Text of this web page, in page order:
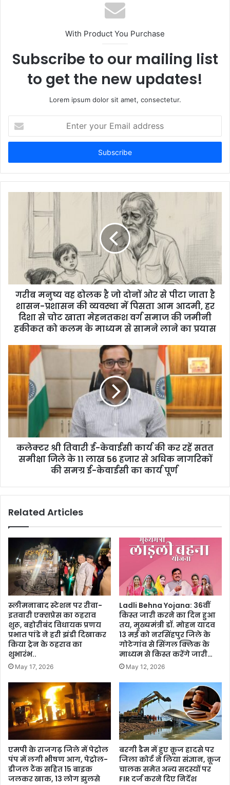
s
i
e
With Product You Purchase
Subscribe to our mailing list
to get the new updates!
Lorem ipsum dolor sit amet, consectetur.
t
r
y
गरीब मनुष्य वह ढोलक है जो दोनों ओर से पीटा जाता है
शासन-प्रशासन की व्यवस्था में पिसता आम आदमी, हर
दिशा से चोट खाता मेहनतकश वर्ग समाज की जमीनी
हकीकत को कलम के माध्यम से सामने लाने का प्रयास
कलेक्टर श्री तिवारी ई-केवाईसी कार्य की कर रहें सतत
समीक्षा जिले के 11 लाख 56 हजार से अधिक नागरिकों
की समग्र ई-केवाईसी का कार्य पूर्ण
Related Articles
स्लीमनाबाद स्टेशन पर रीवा-
इतवारी एक्सप्रेस का ठहराव
शुरू, बहोरीबंद विधायक प्रणय
प्रभात पांडे ने हरी झंडी दिखाकर
किया ट्रेन के ठहराव का
शुभारंभ..
May 17, 2026
Ladli Behna Yojana: 36वीं
किस्त जारी करने का दिन हुआ
तय, मुख्यमंत्री डॉ. मोहन यादव
13 मई को नरसिंहपुर जिले के
गोटेगांव से सिंगल क्लिक के
माध्यम से किस्त करेंगे जारी…
May 12, 2026
एमपी के राजगढ़ जिले में पेट्रोल
पंप में लगी भीषण आग, पेट्रोल-
डीजल टैंक सहित 15 बाइक
जलकर खाक, 13 लोग झुलसे
बरगी डैम में हुए क्रूज हादसे पर
जिला कोर्ट ने लिया संज्ञान, क्रूज
चालक समेत अन्य सदस्यों पर
FIR दर्ज करने दिए निर्देश